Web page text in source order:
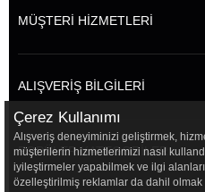
MÜŞTERİ HİZMETLERİ
ALIŞVERİŞ BİLGİLERİ
POPÜLER KATEGORİLER
Çerez Kullanımı
Alışveriş deneyiminizi geliştirmek,
müşterilerin hizmetlerimizi nasıl
iyileştirmeler yapabilmek ve ilgi
özelleştirilmiş reklamlar da dahil olmak